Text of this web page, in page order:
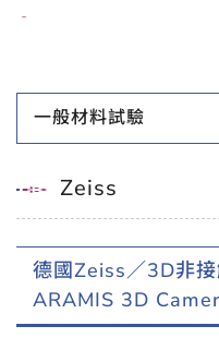
一般材料試驗
Zeiss
德國Zeiss／3D非
ARAMIS 3D